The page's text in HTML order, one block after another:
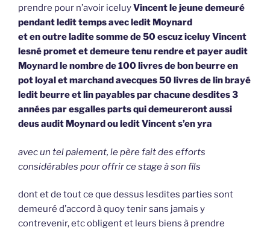
prendre pour n’avoir iceluyVincent le jeune demeuré
pendant ledit temps avec ledit Moynard
et en outre ladite somme de 50 escuz iceluy Vincent
lesné promet et demeure tenu rendre et payer audit
Moynard le nombre de 100 livres de bon beurre en
pot loyal et marchand avecques 50 livres de lin brayé
ledit beurre et lin payables par chacune desdites 3
années par esgalles parts qui demeureront aussi
deus audit Moynard ou ledit Vincent s’en yra
avec un tel paiement, le père fait des efforts
considérables pour offrir ce stage à son fils
dont et de tout ce que dessus lesdites parties sont
demeuré d’accord à quoy tenir sans jamais y
contrevenir, etc obligent et leurs biens à prendre